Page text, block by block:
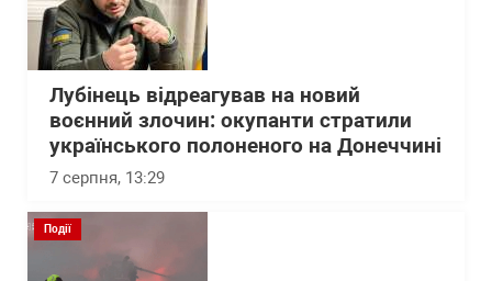
Лубінець відреагував на новий
воєнний злочин: окупанти стратили
українського полоненого на Донеччині
7 серпня, 13:29
Події